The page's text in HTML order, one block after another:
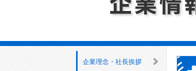
企業理念・社長挨拶